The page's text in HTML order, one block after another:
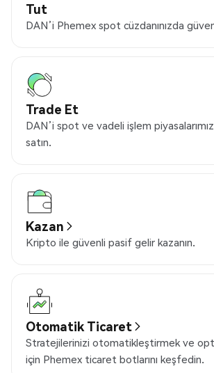
Tut
DAN’i Phemex spot cüzdanınızda
Trade Et
DAN’i spot ve vadeli işlem
satın.
Kazan
Kripto ile güvenli pasif gelir kazanın.
Otomatik Ticaret
Stratejilerinizi otomatikleştirmek ve
için Phemex ticaret botlarını keşfedin.